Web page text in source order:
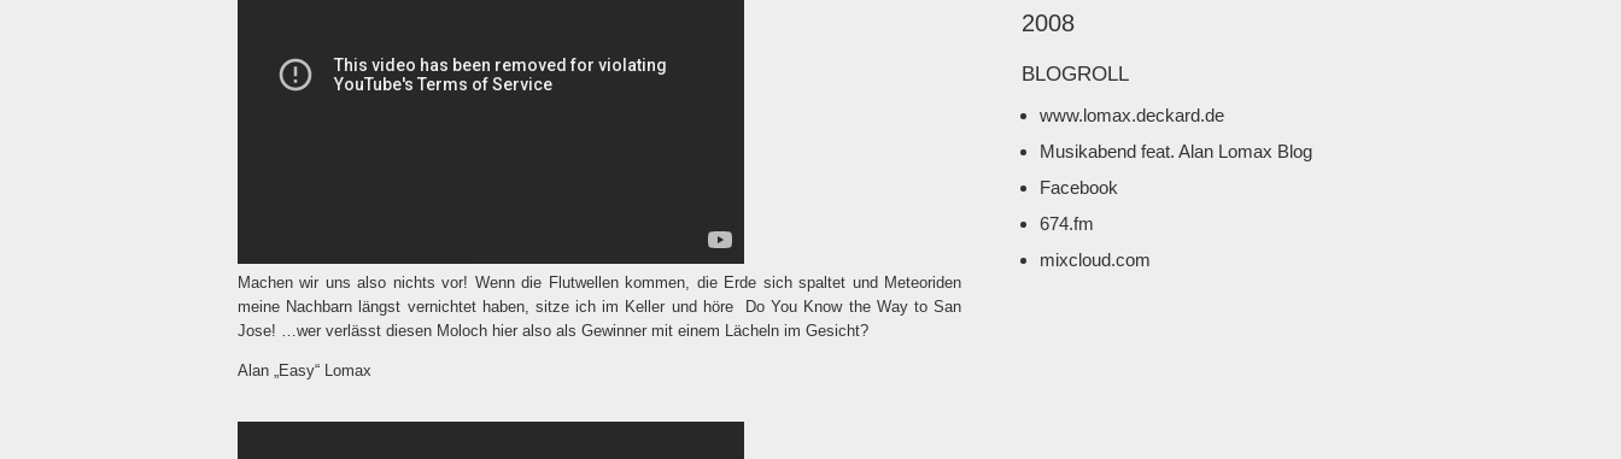
Machen wir uns also nichts vor! Wenn die Flutwellen kommen, die Erde sich spaltet und Meteoriden
meine Nachbarn längst vernichtet haben, sitze ich im Keller und höre
Do You Know the Way to San
Jose! …wer verlässt diesen Moloch hier also als Gewinner mit einem Lächeln im Gesicht?
Alan „Easy“ Lomax
2008
BLOGROLL
www.lomax.deckard.de
Musikabend feat. Alan Lomax Blog
Facebook
674.fm
mixcloud.com